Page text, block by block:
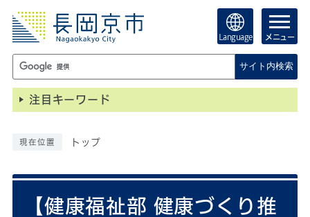
Language メニュー
サイト内検索
注目キーワード
現在位置 トップ
【健康福祉部 健康づくり推